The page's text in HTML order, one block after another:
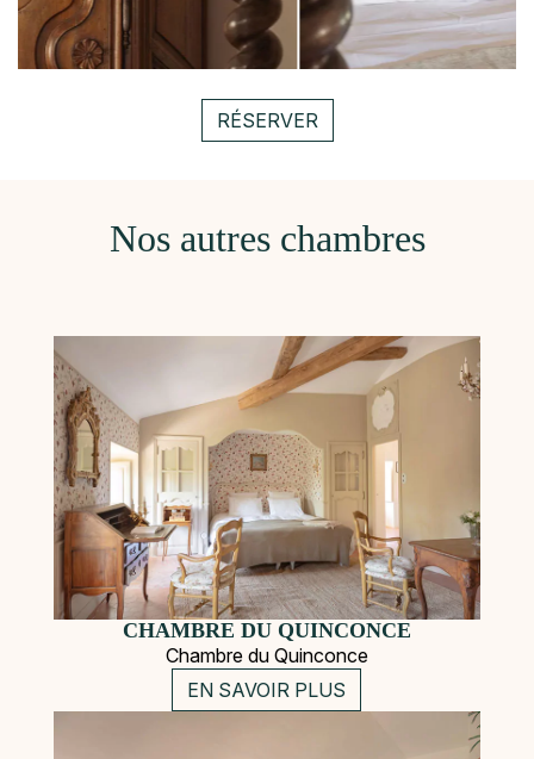
RÉSERVER
Nos autres chambres
CHAMBRE DU QUINCONCE
Chambre du Quinconce
EN SAVOIR PLUS